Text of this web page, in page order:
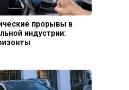
прорывы в
индустрии: